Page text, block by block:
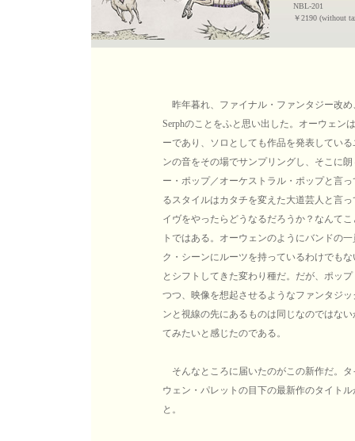
NBL-201
￥2190 (without
昨年暮れ、ファイナル・ファンタジー改
Serphのことをふと思い出した。オーウェン
ーであり、ソロとしても作品を発表してい
ンの音をその場でサンプリングし、そこに
ー・ポップ／オーケストラル・ポップと言
るスタイルはカタチを変えた大道芸人と言
イヴをやったらどうなるだろうか？なんて
トではある。オーウェンのようにバンドの
ク・シーンにルーツを持っているわけでも
とシフトしてきた変わり種だ。だが、ポッ
つつ、映像を想起させるようなファンタジ
ンと視線の先にあるものは同じなのではな
てみたいと感じたのである。
そんなところに届いたのがこの新作だ。タ
ウェン・パレットの目下の最新作のタイト
と。